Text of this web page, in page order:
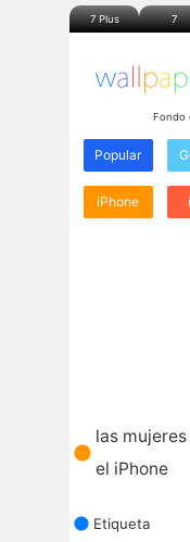
7 Plus 7
Fondo
Popular
iPhone
las
el iPhone
Etiqueta